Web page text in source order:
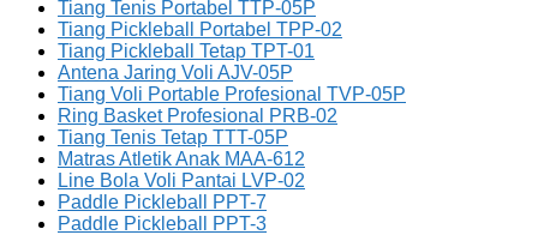
Tiang Tenis Portabel TTP-05P
Tiang Pickleball Portabel TPP-02
Tiang Pickleball Tetap TPT-01
Antena Jaring Voli AJV-05P
Tiang Voli Portable Profesional TVP-05P
Ring Basket Profesional PRB-02
Tiang Tenis Tetap TTT-05P
Matras Atletik Anak MAA-612
Line Bola Voli Pantai LVP-02
Paddle Pickleball PPT-7
Paddle Pickleball PPT-3